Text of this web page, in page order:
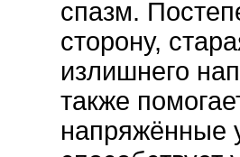
спазм.
сторону,
излишнего
также
напряжённые